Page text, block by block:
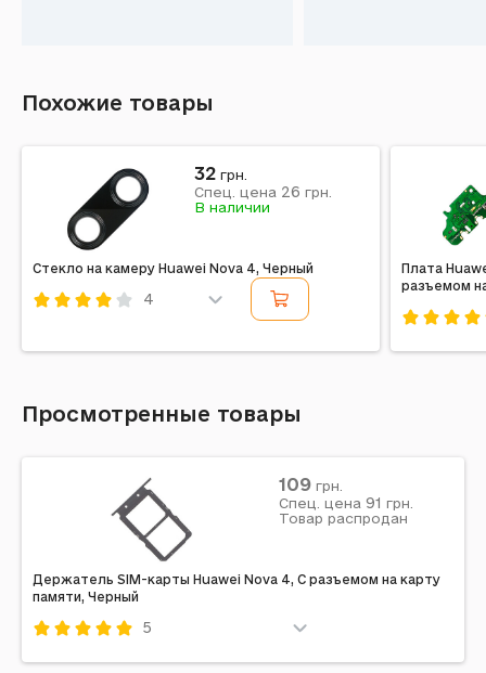
Похожие товары
Стекло на камеру Huawei Nova 4, Черный
4
32 грн.
Спец. цена 26 грн.
В наличии
Плата
разъемом
Просмотренные товары
Держатель SIM-карты Huawei Nova 4, С разъемом на карту
памяти, Черный
5
109 грн.
Спец. цена 91 грн.
Товар распродан